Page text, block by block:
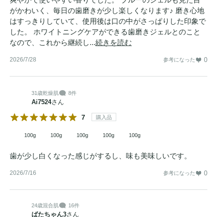
がかわいく、毎日の歯磨きが少し楽しくなります♪ 磨き心地
はすっきりしていて、使用後は口の中がさっぱりした印象で
した。 ホワイトニングケアができる歯磨きジェルとのこと
なので、これから継続し...続きを読む
2026/7/28 参考になった 0
31歳乾燥肌 8件
Ai7524さん
7 購入品
100g 100g 100g 100g 100g
歯が少し白くなった感じがするし、味も美味しいです。
2026/7/16 参考になった 0
24歳混合肌 16件
ばたちゃん3さん